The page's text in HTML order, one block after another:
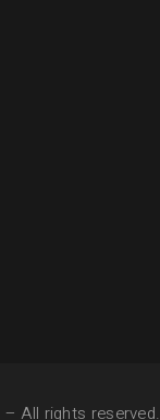
– All rights reserved.